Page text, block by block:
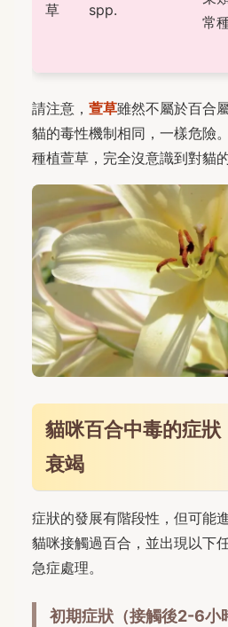
草 spp.
常
請注意， 萱草雖然不屬於百合
貓的毒性機制相同，一樣危險
種植萱草，完全沒意識到對貓的
貓咪百合中毒的症狀
衰竭
症狀的發展有階段性，但可能
貓咪接觸過百合，並出現以下
急症處理。
初期症狀（接觸後2-6小